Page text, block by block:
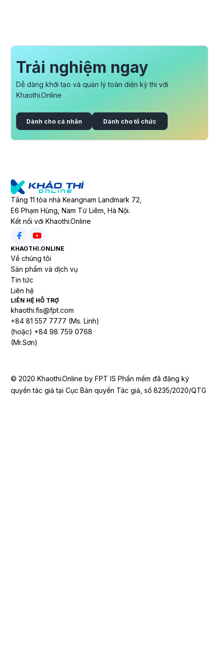
Trải nghiệm ngay
Dễ dàng khởi tạo và quản lý toàn diện kỳ thi với
Khaothi.Online
Dành cho cá nhân Dành cho tổ chức
Tầng 11 tòa nhà Keangnam Landmark 72,
E6 Phạm Hùng, Nam Từ Liêm, Hà Nội.
Kết nối với Khaothi.Online
KHAOTHI.ONLINE
Về chúng tôi
Sản phẩm và dịch vụ
Tin tức
Liên hệ
LIÊN HỆ HỖ TRỢ
khaothi.fis@fpt.com
+84 81 557 7777 (Ms. Linh)
(hoặc) +84 98 759 0768
(Mr.Sơn)
© 2020 Khaothi.Online by FPT IS Phần mềm đã đăng ký
quyền tác giả tại Cục Bản quyền Tác giả, số 8235/2020/QTG